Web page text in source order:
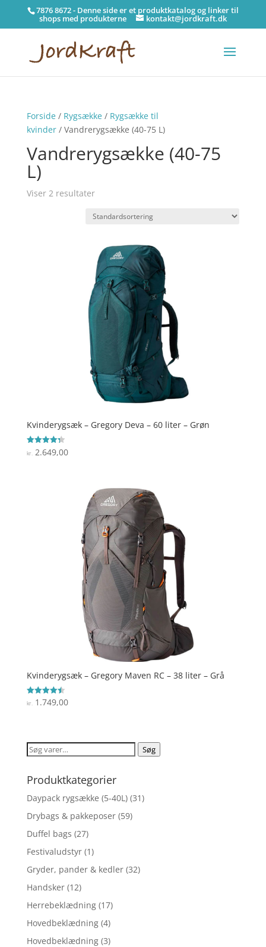
7876 8672 - Denne side er et produktkatalog og linker til
shops med produkterne kontakt@jordkraft.dk
Forside/ Rygsække/ Rygsække til
kvinder/ Vandrerygsække (40-75 L)
Vandrerygsække (40-75
L)
Viser 2 resultater
Kvinderygsæk – Gregory Deva – 60 liter – Grøn
Vurderet
4.3
kr. 2.649,00
Kvinderygsæk – Gregory Maven RC – 38 liter – Grå
Vurderet
4.5
kr.1.749,00
Søg
Søg
Produktkategorier
Daypack rygsække (5-40L) (31)
Drybags & pakkeposer (59)
Duffel bags (27)
Festivaludstyr (1)
Gryder, pander & kedler (32)
Handsker (12)
Herrebeklædning (17)
Hovedbeklædning (4)
Hovedbeklædning (3)